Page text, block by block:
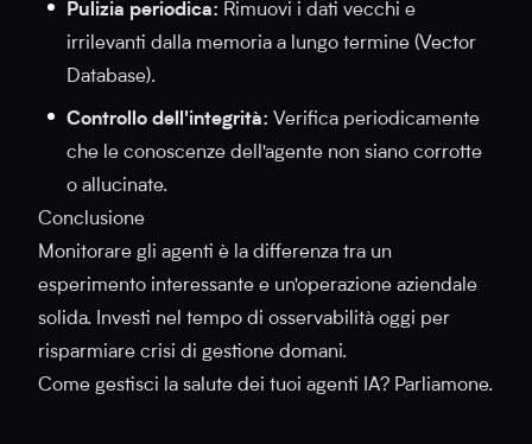
Pulizia periodica: Rimuovi i dati vecchi e
irrilevanti dalla memoria a lungo termine (Vector
Database).
Controllo dell'integrità: Verifica periodicamente
che le conoscenze dell'agente non siano corrotte
o allucinate.
Conclusione
Monitorare gli agenti è la differenza tra un
esperimento interessante e un'operazione aziendale
solida. Investi nel tempo di osservabilità oggi per
risparmiare crisi di gestione domani.
Come gestisci la salute dei tuoi agenti IA? Parliamone.